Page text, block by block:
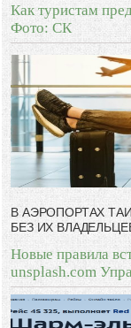
Как туристам
Фото: СК
В АЭРОПОРТАХ
БЕЗ ИХ
Новые правила
unsplash.com